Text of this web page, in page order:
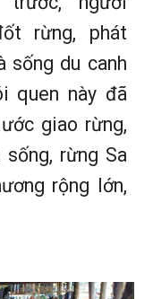
rừng, phát
sống du canh
quen này đã
giao rừng,
rừng Sa
rộng lớn,